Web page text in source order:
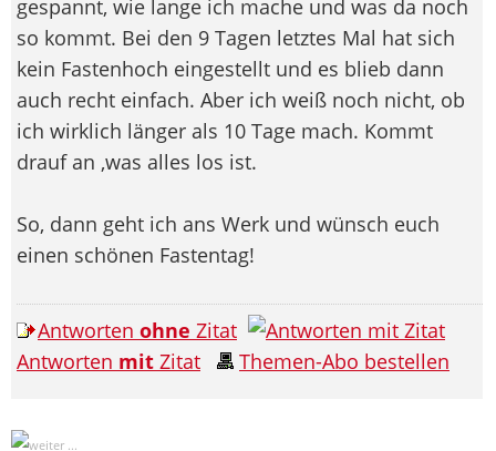
gespannt, wie lange ich mache und was da noch
so kommt. Bei den 9 Tagen letztes Mal hat sich
kein Fastenhoch eingestellt und es blieb dann
auch recht einfach. Aber ich weiß noch nicht, ob
ich wirklich länger als 10 Tage mach. Kommt
drauf an ,was alles los ist.
So, dann geht ich ans Werk und wünsch euch
einen schönen Fastentag!
Antworten ohne Zitat
Antworten mit Zitat Themen-Abo bestellen